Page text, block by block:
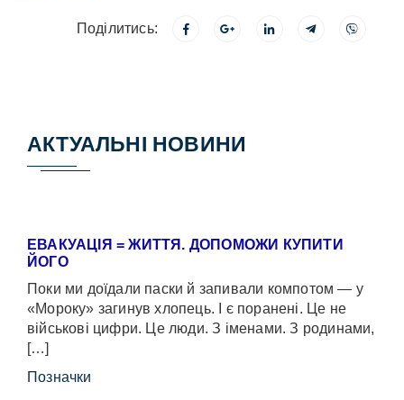
Поділитись:
АКТУАЛЬНІ НОВИНИ
ЕВАКУАЦІЯ = ЖИТТЯ. ДОПОМОЖИ КУПИТИ
ЙОГО
Поки ми доїдали паски й запивали компотом — у
«Мороку» загинув хлопець. І є поранені. Це не
військові цифри. Це люди. З іменами. З родинами,
[…]
Позначки